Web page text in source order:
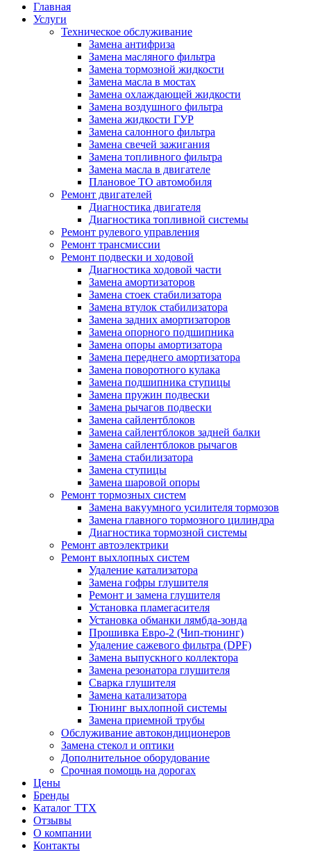
Главная
Услуги
Техническое обслуживание
Замена антифриза
Замена масляного фильтра
Замена тормозной жидкости
Замена масла в мостах
Замена охлаждающей жидкости
Замена воздушного фильтра
Замена жидкости ГУР
Замена салонного фильтра
Замена свечей зажигания
Замена топливного фильтра
Замена масла в двигателе
Плановое ТО автомобиля
Ремонт двигателей
Диагностика двигателя
Диагностика топливной системы
Ремонт рулевого управления
Ремонт трансмиссии
Ремонт подвески и ходовой
Диагностика ходовой части
Замена амортизаторов
Замена стоек стабилизатора
Замена втулок стабилизатора
Замена задних амортизаторов
Замена опорного подшипника
Замена опоры амортизатора
Замена переднего амортизатора
Замена поворотного кулака
Замена подшипника ступицы
Замена пружин подвески
Замена рычагов подвески
Замена сайлентблоков
Замена сайлентблоков задней балки
Замена сайлентблоков рычагов
Замена стабилизатора
Замена ступицы
Замена шаровой опоры
Ремонт тормозных систем
Замена вакуумного усилителя тормозов
Замена главного тормозного цилиндра
Диагностика тормозной системы
Ремонт автоэлектрики
Ремонт выхлопных систем
Удаление катализатора
Замена гофры глушителя
Ремонт и замена глушителя
Установка пламегасителя
Установка обманки лямбда-зонда
Прошивка Евро-2 (Чип-тюнинг)
Удаление сажевого фильтра (DPF)
Замена выпускного коллектора
Замена резонатора глушителя
Сварка глушителя
Замена катализатора
Тюнинг выхлопной системы
Замена приемной трубы
Обслуживание автокондиционеров
Замена стекол и оптики
Дополнительное оборудование
Срочная помощь на дорогах
Цены
Бренды
Каталог ТТХ
Отзывы
О компании
Контакты